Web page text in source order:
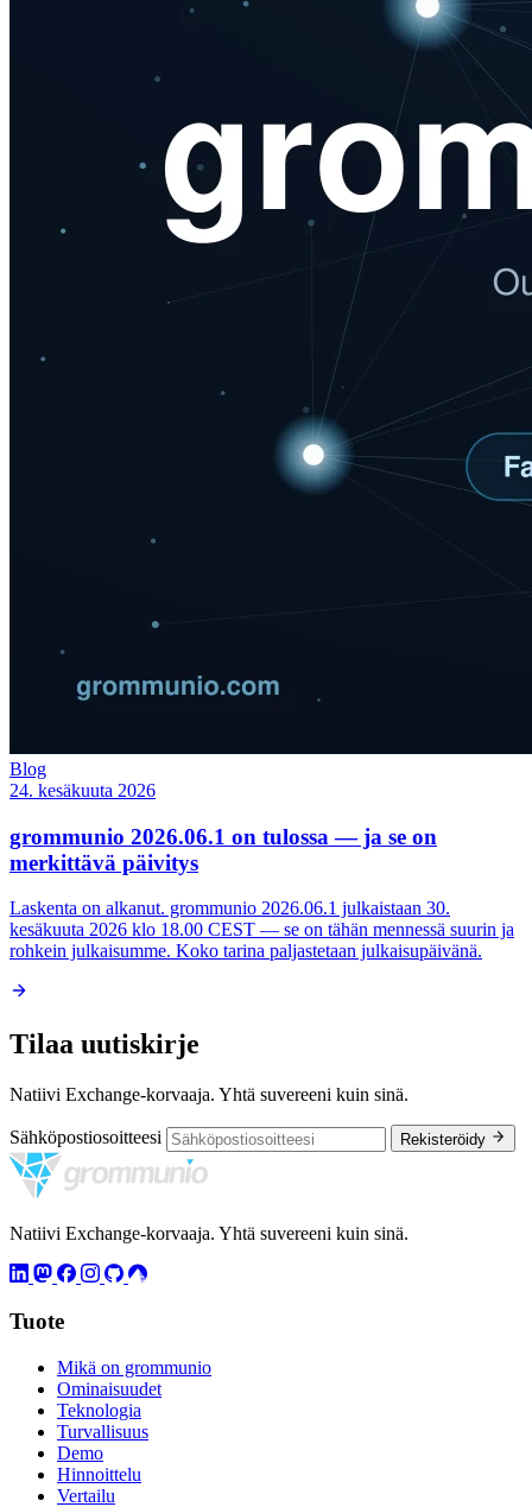
Blog
24. kesäkuuta 2026
grommunio 2026.06.1 on tulossa — ja se on
merkittävä päivitys
Laskenta on alkanut. grommunio 2026.06.1 julkaistaan 30.
kesäkuuta 2026 klo 18.00 CEST — se on tähän mennessä suurin ja
rohkein julkaisumme. Koko tarina paljastetaan julkaisupäivänä.
Tilaa uutiskirje
Natiivi Exchange-korvaaja. Yhtä suvereeni kuin sinä.
Sähköpostiosoitteesi Rekisteröidy
Natiivi Exchange-korvaaja. Yhtä suvereeni kuin sinä.
Tuote
Mikä on grommunio
Ominaisuudet
Teknologia
Turvallisuus
Demo
Hinnoittelu
Vertailu